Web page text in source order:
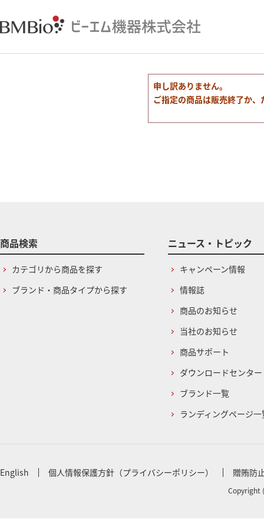
申し訳ありません。
ご指定の商品は販売終了か
商品検索
カテゴリから商品を探す
ブランド・商品タイプから探す
ニュース・トピック
キャンペーン情報
情報誌
商品のお知らせ
当社のお知らせ
商品サポート
ダウンロードセンター
ブランド一覧
ランディングページ一
English 個人情報保護方針（プライバシーポリシー） 贈賄防
Copyright